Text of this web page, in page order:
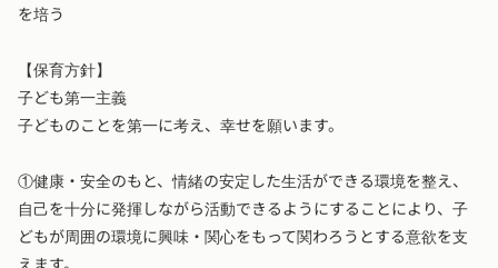
を培う
【保育方針】
子ども第一主義
子どものことを第一に考え、幸せを願います。
①健康・安全のもと、情緒の安定した生活ができる環境を整え、
自己を十分に発揮しながら活動できるようにすることにより、子
どもが周囲の環境に興味・関心をもって関わろうとする意欲を支
えます。